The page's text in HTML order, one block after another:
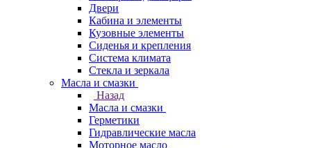
Двери
Кабина и элементы
Кузовные элементы
Сиденья и крепления
Система климата
Стекла и зеркала
Масла и смазки
Назад
Масла и смазки
Герметики
Гидравлические масла
Моторное масло